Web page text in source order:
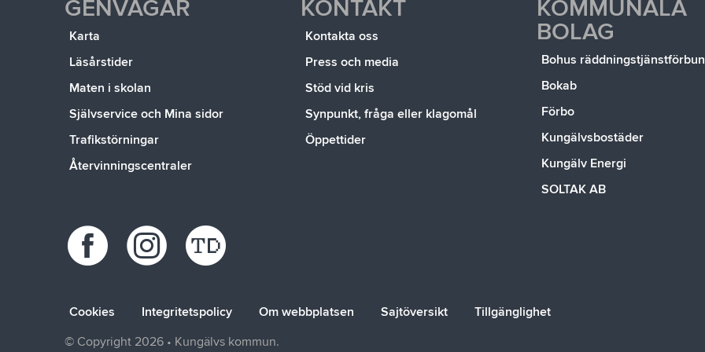
GENVÄGAR
Karta
Läsårstider
Maten i skolan
Självservice och Mina sidor
Trafikstörningar
Återvinningscentraler
KONTAKT
Kontakta oss
Press och media
Stöd vid kris
Synpunkt, fråga eller klagomål
Öppettider
KOMMUNALA
BOLAG
Bohus
Bokab
Förbo
Kungälvsbostäder
Kungälv Energi
SOLTAK AB
Cookies Integritetspolicy Om webbplatsen Sajtöversikt
Tillgänglighet
© Copyright 2026 • Kungälvs kommun.